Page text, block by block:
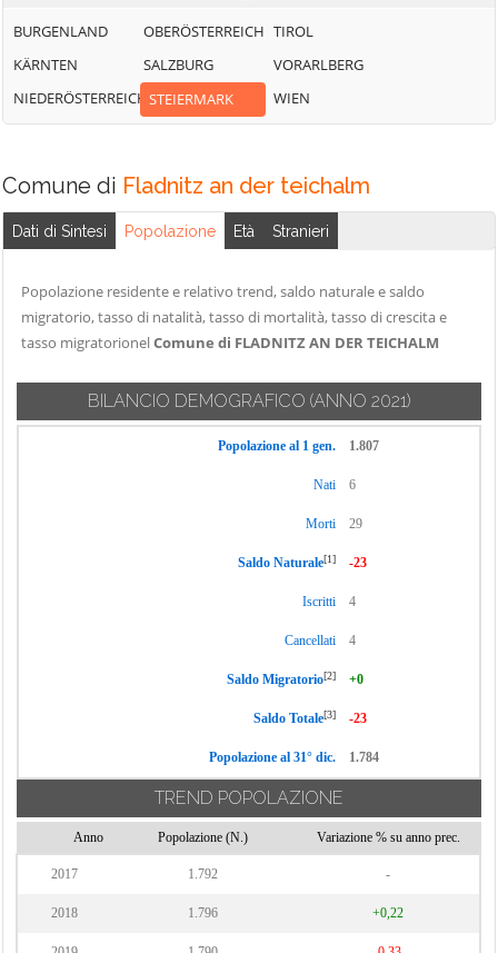
BURGENLAND
KÄRNTEN
NIEDERÖSTERREICH
OBERÖSTERREICH
SALZBURG
STEIERMARK
TIROL
VORARLBERG
WIEN
Comune di Fladnitz an der teichalm
Dati di Sintesi Popolazione Età Stranieri
Popolazione residente e relativo trend, saldo naturale e saldo
migratorio, tasso di natalità, tasso di mortalità, tasso di crescita e
tasso migratorionelComune di FLADNITZ AN DER TEICHALM
BILANCIO DEMOGRAFICO (ANNO 2021)
Popolazione al 1 gen. 1.807
Nati 6
Morti 29
Saldo Naturale[1] -23
Iscritti 4
Cancellati 4
Saldo Migratorio[2] +0
Saldo Totale[3] -23
Popolazione al 31° dic. 1.784
TREND POPOLAZIONE
Anno Popolazione (N.) Variazione % su anno prec.
2017 1.792 -
2018 1.796 +0,22